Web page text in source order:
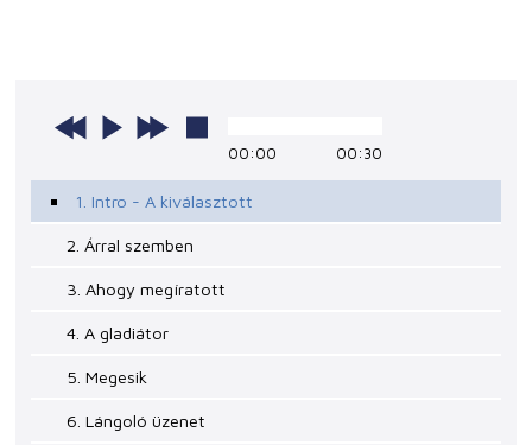
00:00 00:30
1. Intro - A kiválasztott
2. Árral szemben
3. Ahogy megíratott
4. A gladiátor
5. Megesik
6. Lángoló üzenet